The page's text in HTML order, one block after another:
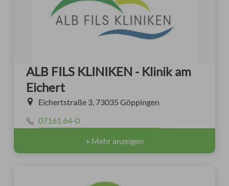
ALB FILS KLINIKEN - Klinik am
Eichert
Eichertstraße 3, 73035 Göppingen
07161 64-0
+ Mehr anzeigen